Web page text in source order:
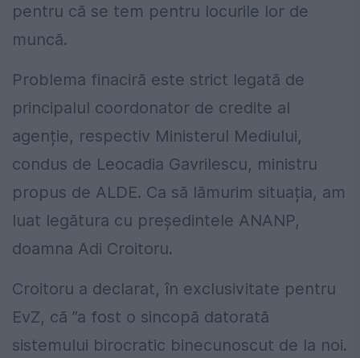
pentru că se tem pentru locurile lor de
muncă.
Problema finaciră este strict legată de
principalul coordonator de credite al
agenție, respectiv Ministerul Mediului,
condus de Leocadia Gavrilescu, ministru
propus de ALDE. Ca să lămurim situația, am
luat legătura cu președintele ANANP,
doamna Adi Croitoru.
Croitoru a declarat, în exclusivitate pentru
EvZ, că ”a fost o sincopă datorată
sistemului birocratic binecunoscut de la noi.